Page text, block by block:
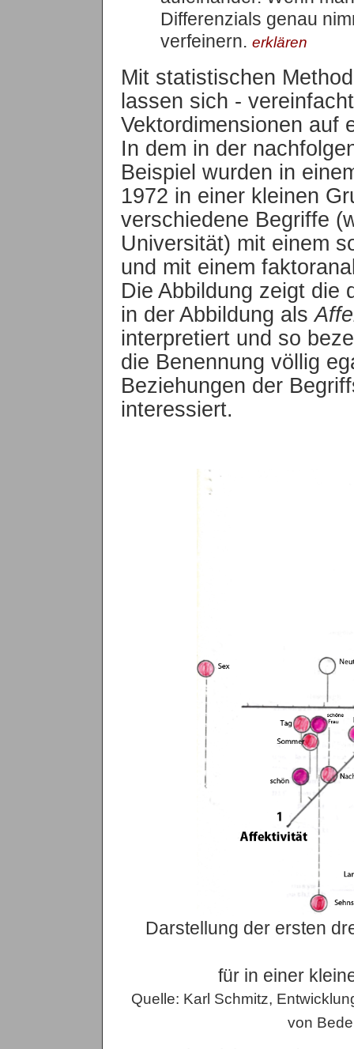
Differenzials genau
verfeinern. erklären
Mit statistischen
lassen sich -
Vektordimensionen auf
In dem in der
Beispiel wurden in
1972 in einer kleinen
verschiedene Begriffe
Universität) mit einem
und mit einem
Die Abbildung zeigt die
in der Abbildung als
interpretiert und so
die Benennung völlig
Beziehungen der
interessiert.
Darstellung der ersten
für in einer
Quelle: Karl Schmitz,
von